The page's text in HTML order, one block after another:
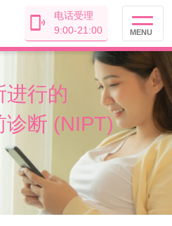
电话受理
9:00-21:00
MENU
进行的
诊断 (NIPT)